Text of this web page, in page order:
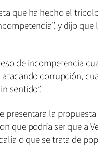
que ha hecho el
y dijo
de incompetencia
corrupción,
sentido”.
presentara la
que podría ser que a
o que se trata de